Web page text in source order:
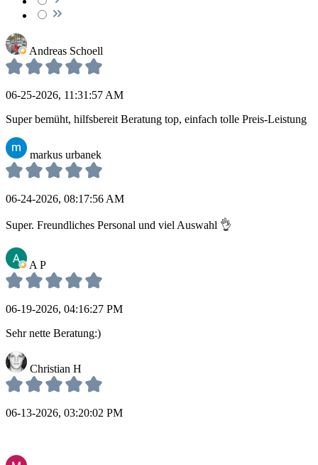
Andreas Schoell
06-25-2026, 11:31:57 AM
Super bemüht, hilfsbereit Beratung top, einfach tolle Preis-Leistung
markus urbanek
06-24-2026, 08:17:56 AM
Super. Freundliches Personal und viel Auswahl 👌
A P
06-19-2026, 04:16:27 PM
Sehr nette Beratung:)
Christian H
06-13-2026, 03:20:02 PM